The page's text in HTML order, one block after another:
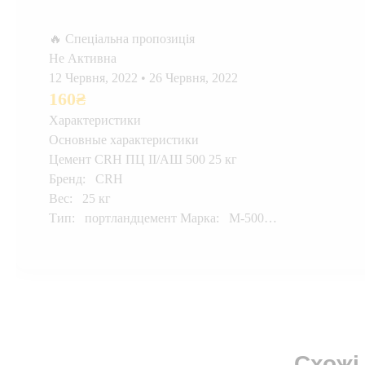
🔥 Спеціальна пропозиція
Не Активна
12 Червня, 2022 • 26 Червня, 2022
160₴
Характеристики
Основные характеристики
Цемент CRH ПЦ II/АШ 500 25 кг
Бренд: CRH
Вес: 25 кг
Тип: портландцемент Марка: М-500…